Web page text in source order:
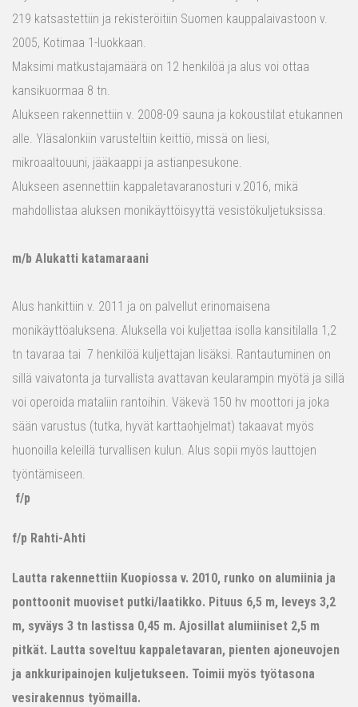
219 katsastettiin ja rekisteröitiin Suomen kauppalaivastoon v.
2005, Kotimaa 1-luokkaan.
Maksimi matkustajamäärä on 12 henkilöä ja alus voi ottaa
kansikuormaa 8 tn.
Alukseen rakennettiin v. 2008-09 sauna ja kokoustilat etukannen
alle. Yläsalonkiin varusteltiin keittiö, missä on liesi,
mikroaaltouuni, jääkaappi ja astianpesukone.
Alukseen asennettiin kappaletavaranosturi v.2016, mikä
mahdollistaa aluksen monikäyttöisyyttä vesistökuljetuksissa.
m/b Alukatti katamaraani
Alus hankittiin v. 2011 ja on palvellut erinomaisena
monikäyttöaluksena. Aluksella voi kuljettaa isolla kansitilalla 1,2
tn tavaraa tai 7 henkilöä kuljettajan lisäksi. Rantautuminen on
sillä vaivatonta ja turvallista avattavan keularampin myötä ja sillä
voi operoida mataliin rantoihin. Väkevä 150 hv moottori ja joka
sään varustus (tutka, hyvät karttaohjelmat) takaavat myös
huonoilla keleillä turvallisen kulun. Alus sopii myös lauttojen
työntämiseen.
f/p
f/p Rahti-Ahti
Lautta rakennettiin Kuopiossa v. 2010, runko on alumiinia ja
ponttoonit muoviset putki/laatikko. Pituus 6,5 m, leveys 3,2
m, syväys 3 tn lastissa 0,45 m. Ajosillat alumiiniset 2,5 m
pitkät. Lautta soveltuu kappaletavaran, pienten ajoneuvojen
ja ankkuripainojen kuljetukseen. Toimii myös työtasona
vesirakennus työmailla.